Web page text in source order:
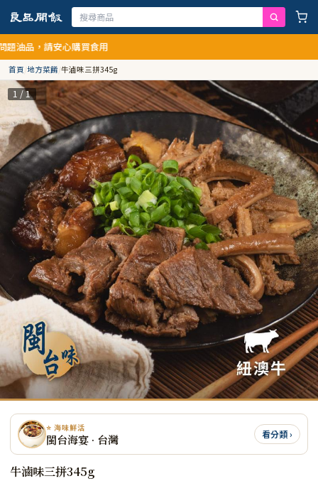
品，請安心購買食用
首頁/地方菜餚/牛滷味三拼345g
1 / 1
⭐ 海味鮮活
閩台海宴 · 台灣 看分類 ›
牛滷味三拼345g